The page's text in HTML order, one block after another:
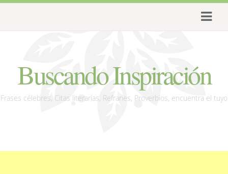
Buscando Inspiración
Frases célebres, Citas literarias, Refranes, Proverbios, encuentra el tuyo